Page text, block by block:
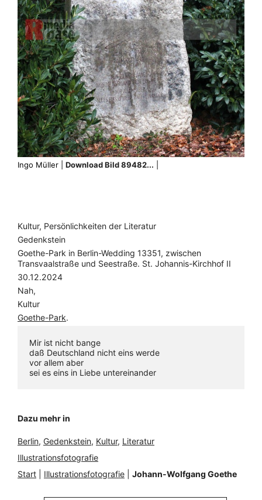
Ingo Müller | Download Bild 89482...
Kultur, Persönlichkeiten der Literatur
Gedenkstein
Goethe-Park in Berlin-Wedding 13351, zwischen
Transvaalstraße und Seestraße. St. Johannis-Kirchhof II
30.12.2024
Nah,
Kultur
Goethe-Park.
Mir ist nicht bange
daß Deutschland nicht eins werde
vor allem aber
sei es eins in Liebe untereinander
Dazu mehr in
Berlin, Gedenkstein, Kultur, Literatur
Illustrationsfotografie
Start
Illustrationsfotografie Johann-Wolfgang Goethe